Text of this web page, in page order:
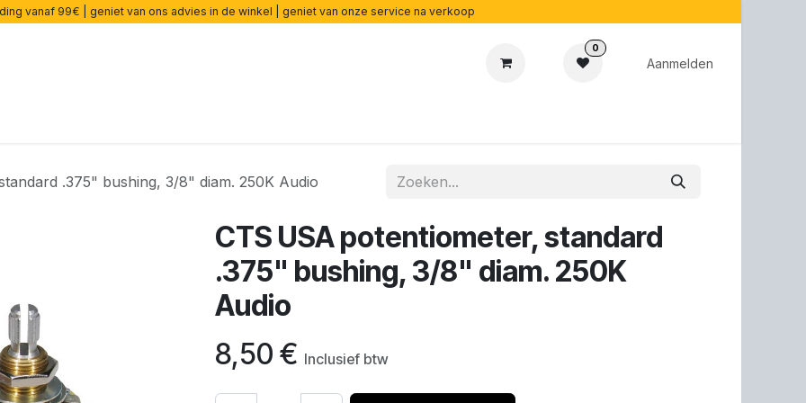
vanaf 99€ | geniet van ons advies in de winkel | geniet van onze service na verkoop
0
Aanmelden
.375" bushing, 3/8" diam. 250K Audio
CTS USA potentiometer, standard
.375" bushing, 3/8" diam. 250K
Audio
8,50 € Inclusief btw